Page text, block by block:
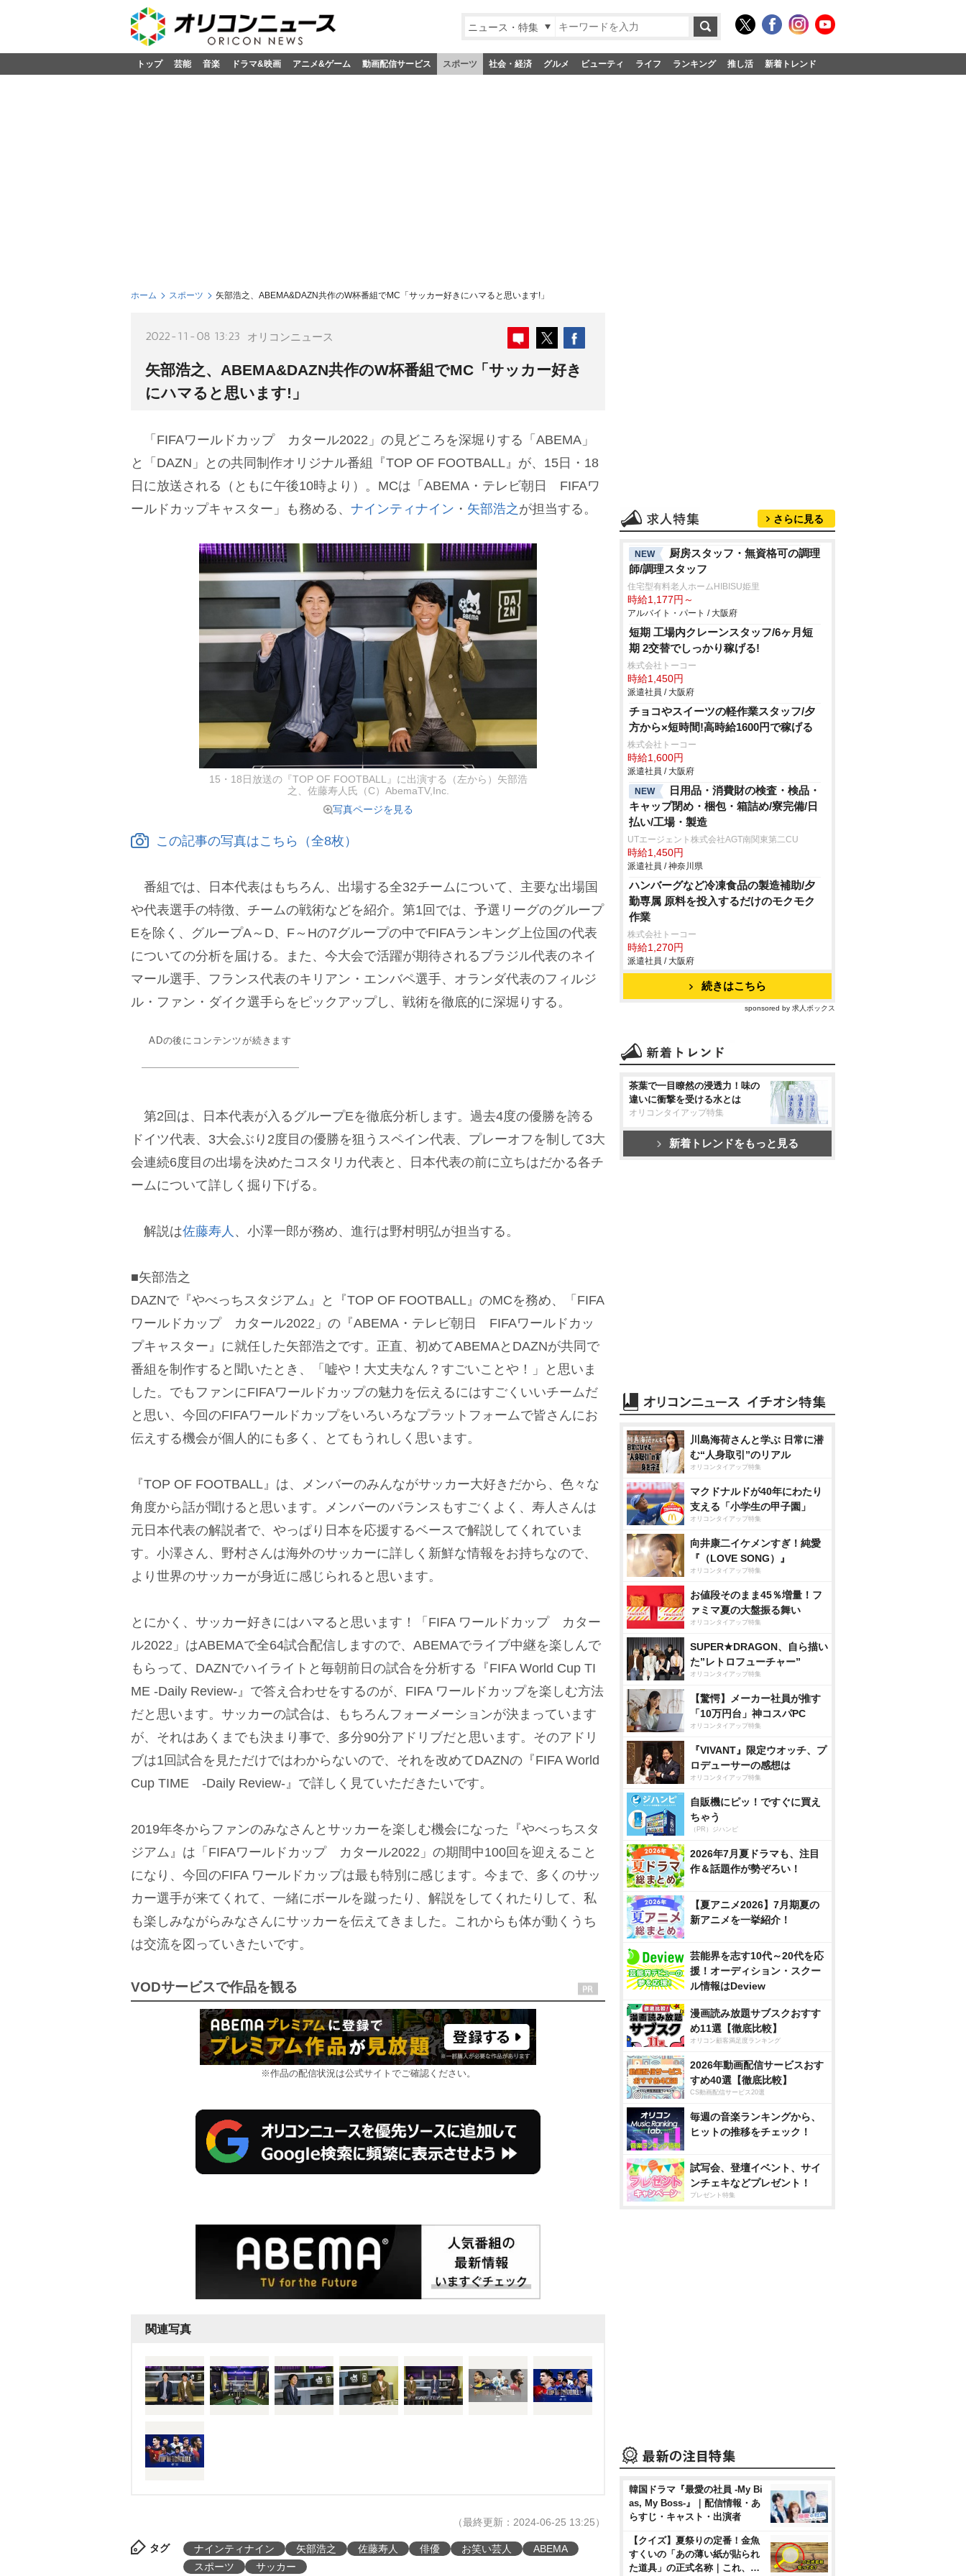
ニュース・特集
トップ 芸能 音楽 ドラマ&映画 アニメ&ゲーム 動画配信サービス スポーツ 社会・経済 グルメ ビューティ ライフ ランキング 推し活 新着トレンド
ホーム スポーツ 矢部浩之、ABEMA&DAZN共作のW杯番組でMC「サッカー好きにハマると思います!」
2022-11-08 13:23 オリコンニュース
矢部浩之、ABEMA&DAZN共作のW杯番組でMC「サッカー好き
にハマると思います!」
「FIFAワールドカップ カタール2022」の見どころを深堀りする「ABEMA」
と「DAZN」との共同制作オリジナル番組『TOP OF FOOTBALL』が、15日・18
日に放送される（ともに午後10時より）。MCは「ABEMA・テレビ朝日 FIFAワ
ールドカップキャスター」も務める、 ナインティナイン ・ 矢部浩之 が担当する。
15・18日放送の『TOP OF FOOTBALL』に出演する（左から）矢部浩
之、佐藤寿人氏（C）AbemaTV,Inc.
写真ページを見る
この記事の写真はこちら（全8枚）
番組では、日本代表はもちろん、出場する全32チームについて、主要な出場国
代表選手の特徴、チームの戦術などを紹介。第1回では、予選リーグのグループ
Eを除く、グループA～D、F～Hの7グループの中でFIFAランキング上位国の代表
についての分析を届ける。また、今大会で活躍が期待されるブラジル代表のネイ
マール選手、フランス代表のキリアン・エンバペ選手、オランダ代表のフィルジ
ル・ファン・ダイク選手らをピックアップし、戦術を徹底的に深堀りする。
ADの後にコンテンツが続きます
第2回は、日本代表が入るグループEを徹底分析します。過去4度の優勝を誇る
ドイツ代表、3大会ぶり2度目の優勝を狙うスペイン代表、プレーオフを制して3大
会連続6度目の出場を決めたコスタリカ代表と、日本代表の前に立ちはだかる各チ
ームについて詳しく掘り下げる。
解説は佐藤寿人 、小澤一郎が務め、進行は野村明弘が担当する。
■矢部浩之
DAZNで『やべっちスタジアム』と『TOP OF FOOTBALL』のMCを務め、「FIFA
ワールドカップ カタール2022」の『ABEMA・テレビ朝日 FIFAワールドカッ
プキャスター』に就任した矢部浩之です。正直、初めてABEMAとDAZNが共同で
番組を制作すると聞いたとき、「嘘や！大丈夫なん？すごいことや！」と思いま
した。でもファンにFIFAワールドカップの魅力を伝えるにはすごくいいチームだ
と思い、今回のFIFAワールドカップをいろいろなプラットフォームで皆さんにお
伝えする機会が個人的にも多く、とてもうれしく思います。
『TOP OF FOOTBALL』は、メンバーのみんながサッカー大好きだから、色々な
角度から話が聞けると思います。メンバーのバランスもすごくよく、寿人さんは
元日本代表の解説者で、やっぱり日本を応援するベースで解説してくれていま
す。小澤さん、野村さんは海外のサッカーに詳しく新鮮な情報をお持ちなので、
より世界のサッカーが身近に感じられると思います。
とにかく、サッカー好きにはハマると思います！「FIFA ワールドカップ カター
ル2022」はABEMAで全64試合配信しますので、ABEMAでライブ中継を楽しんで
もらって、DAZNでハイライトと毎朝前日の試合を分析する『FIFA World Cup TI
ME -Daily Review-』で答え合わせをするのが、FIFA ワールドカップを楽しむ方法
だと思います。サッカーの試合は、もちろんフォーメーションが決まっています
が、それはあくまでも決まり事で、多分90分アドリブだと思います。そのアドリ
ブは1回試合を見ただけではわからないので、それを改めてDAZNの『FIFA World
Cup TIME -Daily Review-』で詳しく見ていただきたいです。
2019年冬からファンのみなさんとサッカーを楽しむ機会になった『やべっちスタ
ジアム』は「FIFAワールドカップ カタール2022」の期間中100回を迎えること
になり、今回のFIFA ワールドカップは最も特別に感じます。今まで、多くのサッ
カー選手が来てくれて、一緒にボールを蹴ったり、解説をしてくれたりして、私
も楽しみながらみなさんにサッカーを伝えてきました。これからも体が動くうち
は交流を図っていきたいです。
VODサービスで作品を観る
※作品の配信状況は公式サイトでご確認ください。
関連写真
（最終更新：2024-06-25 13:25）
タグ ナインティナイン 矢部浩之 佐藤寿人 俳優 お笑い芸人
ABEMA
スポーツ
サッカー
さらに見る
NEW
厨房スタッフ・無資格可の調理
師/調理スタッフ
住宅型有料老人ホームHIBISU姫里
時給1,177円～
アルバイト・パート / 大阪府
短期 工場内クレーンスタッフ/6ヶ月短
期 2交替でしっかり稼げる!
株式会社トーコー
時給1,450円
派遣社員 / 大阪府
チョコやスイーツの軽作業スタッフ/夕
方から×短時間!高時給1600円で稼げる
株式会社トーコー
時給1,600円
派遣社員 / 大阪府
NEW
日用品・消費財の検査・検品・
キャップ閉め・梱包・箱詰め/寮完備/日
払い/工場・製造
UTエージェント株式会社AGT南関東第二CU
時給1,450円
派遣社員 / 神奈川県
ハンバーグなど冷凍食品の製造補助/夕
勤専属 原料を投入するだけのモクモク
作業
株式会社トーコー
時給1,270円
派遣社員 / 大阪府
続きはこちら
sponsored by 求人ボックス
茶葉で一目瞭然の浸透力！味の
違いに衝撃を受ける水とは
オリコンタイアップ特集
新着トレンドをもっと見る
川島海荷さんと学ぶ 日常に潜
む“人身取引”のリアル
オリコンタイアップ特集
マクドナルドが40年にわたり
支える「小学生の甲子園」
オリコンタイアップ特集
向井康二イケメンすぎ！純愛
『（LOVE SONG）』
オリコンタイアップ特集
お値段そのまま45％増量！フ
ァミマ夏の大盤振る舞い
オリコンタイアップ特集
SUPER★DRAGON、自ら描い
た”レトロフューチャー”
オリコンタイアップ特集
【驚愕】メーカー社員が推す
「10万円台」神コスパPC
オリコンタイアップ特集
『VIVANT』限定ウオッチ、プ
ロデューサーの感想は
オリコンタイアップ特集
自販機にピッ！ですぐに買え
ちゃう
（PR）ジハンピ
2026年7月夏ドラマも、注目
作＆話題作が勢ぞろい！
【夏アニメ2026】7月期夏の
新アニメを一挙紹介！
芸能界を志す10代～20代を応
援！オーディション・スクー
ル情報はDeview
漫画読み放題サブスクおすす
め11選【徹底比較】
オリコン顧客満足度ランキング
2026年動画配信サービスおす
すめ40選【徹底比較】
CS動画配信サービス20選
毎週の音楽ランキングから、
ヒットの推移をチェック！
試写会、登壇イベント、サイ
ンチェキなどプレゼント！
プレゼント特集
韓国ドラマ『最愛の社員 -My Bi
as, My Boss-』｜配信情報・あ
らすじ・キャスト・出演者
【クイズ】夏祭りの定番！金魚
すくいの「あの薄い紙が貼られ
た道具」の正式名称｜これ、…